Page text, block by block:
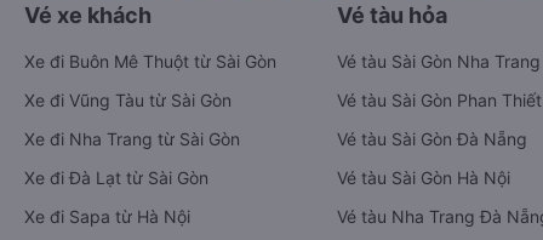
Vé xe khách
Xe đi Buôn Mê Thuột từ Sài Gòn
Xe đi Vũng Tàu từ Sài Gòn
Xe đi Nha Trang từ Sài Gòn
Xe đi Đà Lạt từ Sài Gòn
Xe đi Sapa từ Hà Nội
Vé tàu hỏa
Vé tàu Sài Gòn Nha Trang
Vé tàu Sài Gòn Phan Thiết
Vé tàu Sài Gòn Đà Nẵng
Vé tàu Sài Gòn Hà Nội
Vé tàu Nha Trang Đà